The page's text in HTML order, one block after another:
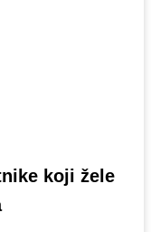
koji žele